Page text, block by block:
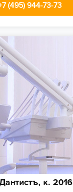
(495) 944-73-73
к. 2016